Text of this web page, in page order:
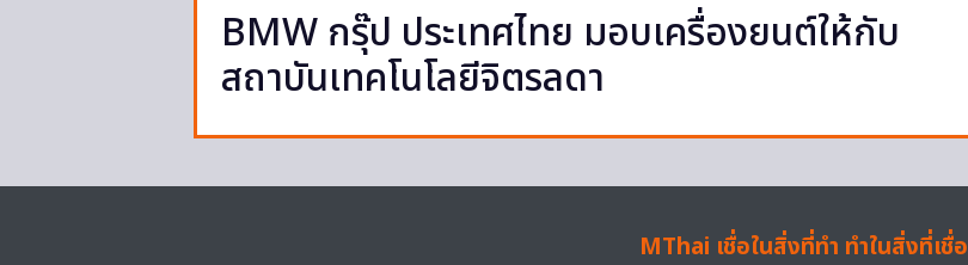
BMW กรุ๊ป ประเทศไทย มอบเครื่องยนต์ให้กับ
สถาบันเทคโนโลยีจิตรลดา
MThai เชื่อในสิ่งที่ทำ ทำในสิ่งที่เชื่อ